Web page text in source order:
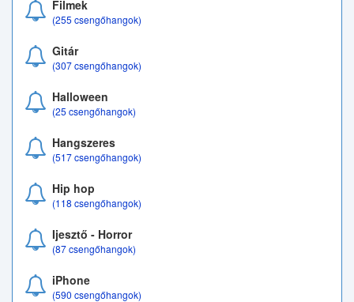
Filmek
(255 csengőhangok)
Gitár
(307 csengőhangok)
Halloween
(25 csengőhangok)
Hangszeres
(517 csengőhangok)
Hip hop
(118 csengőhangok)
Ijesztő - Horror
(87 csengőhangok)
iPhone
(590 csengőhangok)